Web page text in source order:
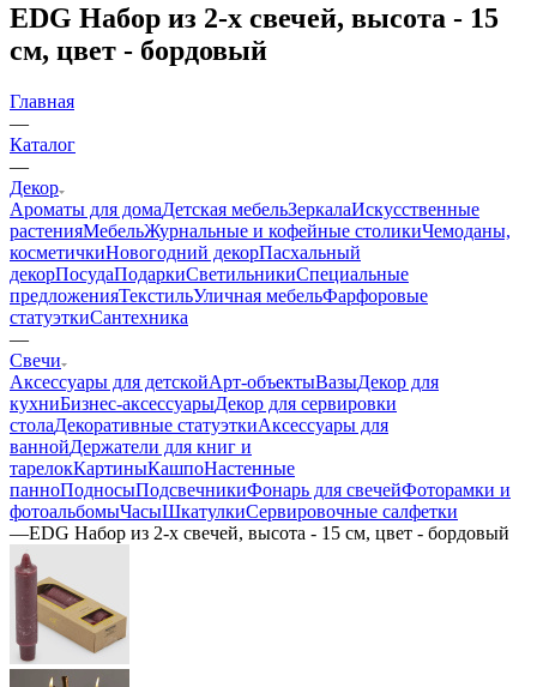
EDG Набор из 2-х свечей, высота - 15
см, цвет - бордовый
Главная
—
Каталог
—
Декор
Ароматы для домаДетская мебельЗеркалаИскусственные
растенияМебельЖурнальные и кофейные столикиЧемоданы,
косметичкиНовогодний декорПасхальный
декорПосудаПодаркиСветильникиСпециальные
предложенияТекстильУличная мебельФарфоровые
статуэткиСантехника
—
Свечи
Аксессуары для детскойАрт-объектыВазыДекор для
кухниБизнес-аксессуарыДекор для сервировки
столаДекоративные статуэткиАксессуары для
ваннойДержатели для книг и
тарелокКартиныКашпоНастенные
панноПодносыПодсвечникиФонарь для свечейФоторамки и
фотоальбомыЧасыШкатулкиСервировочные салфетки
—EDG Набор из 2-х свечей, высота - 15 см, цвет - бордовый